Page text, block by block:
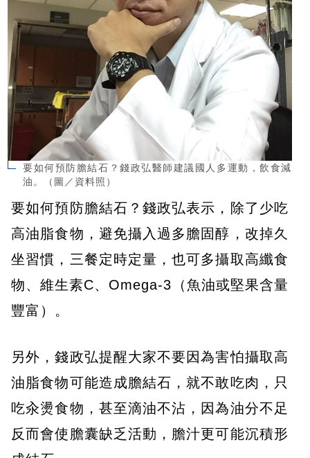
要如何預防膽結石？錢政弘醫師建議國人多運動，飲食減
油。（圖／資料照）
要如何預防膽結石？錢政弘表示，除了少吃
高油脂食物，避免攝入過多膽固醇，改掉久
坐習慣，三餐定時定量，也可多攝取高纖食
物、維生素C、Omega-3（魚油或堅果含量
豐富）。
另外，錢政弘提醒大家不要因為害怕攝取高
油脂食物可能造成膽結石，就不敢吃肉，只
吃汆燙食物，甚至滴油不沾，因為油分不足
反而會使膽囊缺乏活動，膽汁更可能沉積形